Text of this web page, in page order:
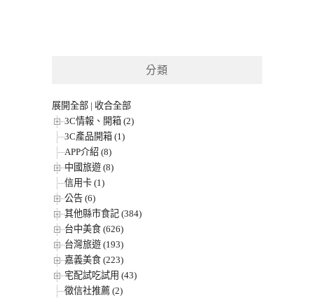
分類
展開全部 | 收合全部
3C情報、開箱 (2)
3C產品開箱 (1)
APP介紹 (8)
中國旅遊 (8)
信用卡 (1)
公告 (6)
其他縣市食記 (384)
台中美食 (626)
台灣旅遊 (193)
嘉義美食 (223)
宅配試吃試用 (43)
徵信社推薦 (2)